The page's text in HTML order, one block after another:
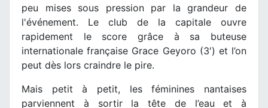
peu mises sous pression par la grandeur de
l'événement. Le club de la capitale ouvre
rapidement le score grâce à sa buteuse
internationale française Grace Geyoro (3′) et l’on
peut dès lors craindre le pire.
Mais petit à petit, les féminines nantaises
parviennent à sortir la tête de l’eau et à